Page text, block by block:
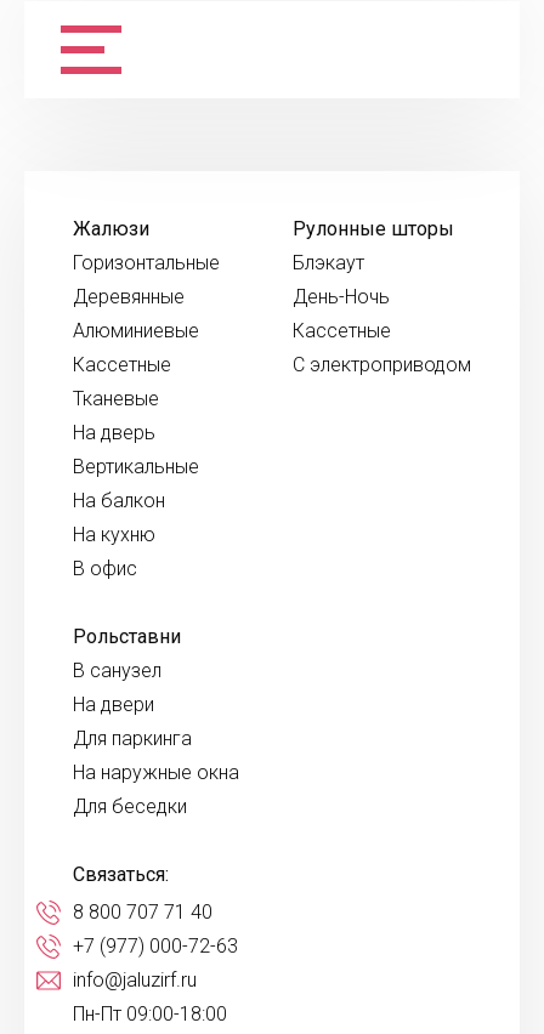
Жалюзи
Горизонтальные
Деревянные
Алюминиевые
Кассетные
Тканевые
На дверь
Вертикальные
На балкон
На кухню
В офис
Рулонные шторы
Блэкаут
День-Ночь
Кассетные
С электроприводом
Рольставни
В санузел
На двери
Для паркинга
На наружные окна
Для беседки
Связаться:
8 800 707 71 40
+7 (977) 000-72-63
info@jaluzirf.ru
Пн-Пт 09:00-18:00